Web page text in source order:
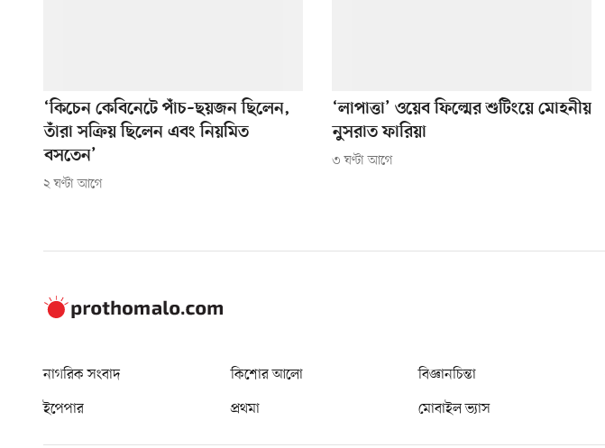
‘কিচেন কেবিনেটে পাঁচ–ছয়জন ছিলেন,
তাঁরা সক্রিয় ছিলেন এবং নিয়মিত
বসতেন’
২ ঘণ্টা আগে
‘লাপাত্তা’ ওয়েব ফিল্মের শুটিংয়ে মোহনীয়
নুসরাত ফারিয়া
৩ ঘণ্টা আগে
নাগরিক সংবাদ কিশোর আলো বিজ্ঞানচিন্তা
ইপেপার
প্রথমা মোবাইল ভ্যাস